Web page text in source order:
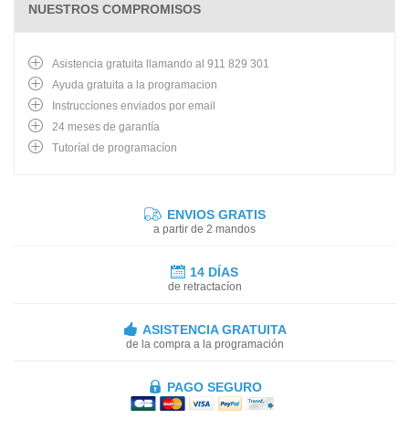
NUESTROS COMPROMISOS
Asistencia gratuita llamando al 911 829 301
Ayuda gratuita a la programacion
Instruccíones enviados por email
24 meses de garantía
Tutoríal de programacíon
ENVIOS GRATIS
a partir de 2 mandos
14 DÍAS
de retractacíon
ASISTENCIA GRATUITA
de la compra a la programación
PAGO SEGURO